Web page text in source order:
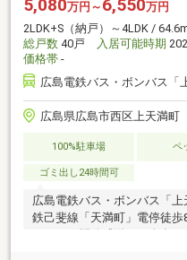
5,080万円～ 6,550万円
2LDK+S（納戸）～4LDK /
総戸数 40戸 入居可能時期
価格帯 -
広島電鉄バス・ボンバス「
広島県広島市西区上天満町
100%駐車場 ペ
ゴミ出し24時間可
広島電鉄バス・ボンバス「
鉄己斐線「天満町」電停徒歩